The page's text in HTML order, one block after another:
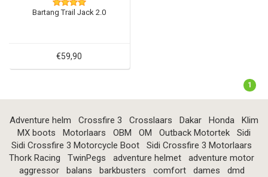
Bartang Trail Jack 2.0
€59,90
1
Adventure helm Crossfire 3 Crosslaars Dakar Honda
Klim
MX boots
Motorlaars OBM OM Outback Motortek
Sidi
Sidi Crossfire 3 Motorcycle Boot
Sidi Crossfire 3 Motorlaars
Thork Racing
TwinPegs adventure helmet
adventure motor
aggressor
balans barkbusters comfort dames
dmd